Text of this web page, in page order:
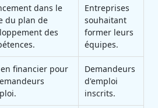
dans le
du plan de
des
Entreprises
souhaitant
former leurs
équipes.
financier pour
Demandeurs
d'emploi
inscrits.